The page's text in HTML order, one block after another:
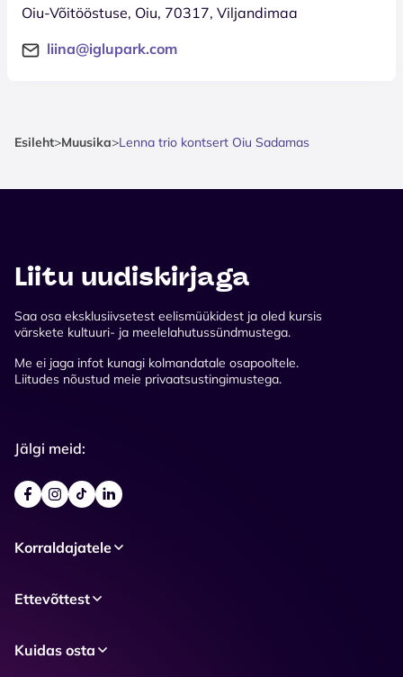
Oiu-Võitööstuse, Oiu, 70317, Viljandimaa
liina@iglupark.com
Esileht>Muusika>Lenna trio kontsert Oiu Sadamas
Liitu uudiskirjaga
Saa osa eksklusiivsetest eelismüükidest ja oled kursis
värskete kultuuri- ja meelelahutussündmustega.
Me ei jaga infot kunagi kolmandatale osapooltele.
Liitudes nõustud meie privaatsustingimustega.
Jälgi meid:
Korraldajatele
Ettevõttest
Kuidas osta